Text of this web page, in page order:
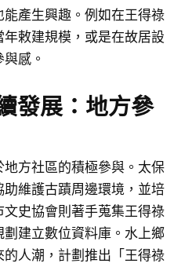
產生興趣。例如在王得祿
敕建規模，或是在故居設
感。
發展：地方參
方社區的積極參與。太保
維護古蹟周邊環境，並培
史協會則著手蒐集王得祿
建立數位資料庫。水上鄉
人潮，計劃推出「王得祿